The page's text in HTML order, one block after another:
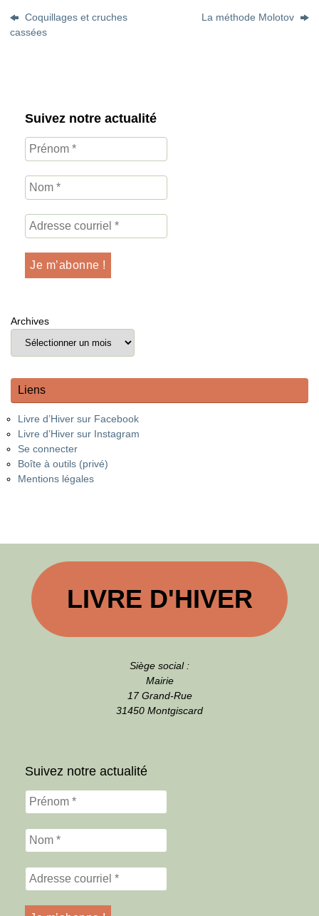
Coquillages et cruches
cassées
La méthode Molotov
Suivez notre actualité
Archives
Liens
Livre d’Hiver sur Facebook
Livre d’Hiver sur Instagram
Se connecter
Boîte à outils (privé)
Mentions légales
LIVRE D'HIVER
Siège social :
Mairie
17 Grand-Rue
31450 Montgiscard
Suivez notre actualité